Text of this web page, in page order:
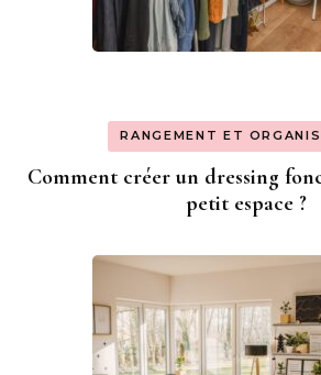
RANGEMENT ET
Comment créer un dressing
petit espace ?